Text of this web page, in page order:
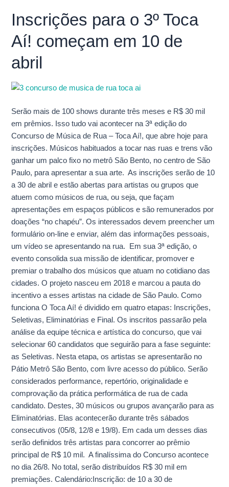
Inscrições para o 3º Toca
Aí! começam em 10 de
abril
Serão mais de 100 shows durante três meses e R$ 30 mil
em prêmios. Isso tudo vai acontecer na 3ª edição do
Concurso de Música de Rua – Toca Aí!, que abre hoje para
inscrições. Músicos habituados a tocar nas ruas e trens vão
ganhar um palco fixo no metrô São Bento, no centro de São
Paulo, para apresentar a sua arte. As inscrições serão de 10
a 30 de abril e estão abertas para artistas ou grupos que
atuem como músicos de rua, ou seja, que façam
apresentações em espaços públicos e são remunerados por
doações “no chapéu”. Os interessados devem preencher um
formulário on-line e enviar, além das informações pessoais,
um vídeo se apresentando na rua. Em sua 3ª edição, o
evento consolida sua missão de identificar, promover e
premiar o trabalho dos músicos que atuam no cotidiano das
cidades. O projeto nasceu em 2018 e marcou a pauta do
incentivo a esses artistas na cidade de São Paulo. Como
funciona O Toca Aí! é dividido em quatro etapas: Inscrições,
Seletivas, Eliminatórias e Final. Os inscritos passarão pela
análise da equipe técnica e artística do concurso, que vai
selecionar 60 candidatos que seguirão para a fase seguinte:
as Seletivas. Nesta etapa, os artistas se apresentarão no
Pátio Metrô São Bento, com livre acesso do público. Serão
considerados performance, repertório, originalidade e
comprovação da prática performática de rua de cada
candidato. Destes, 30 músicos ou grupos avançarão para as
Eliminatórias. Elas acontecerão durante três sábados
consecutivos (05/8, 12/8 e 19/8). Em cada um desses dias
serão definidos três artistas para concorrer ao prêmio
principal de R$ 10 mil. A finalíssima do Concurso acontece
no dia 26/8. No total, serão distribuídos R$ 30 mil em
premiações. Calendário:Inscrição: de 10 a 30 de
Inscrições
para
o
Toca
começam
10
de
abril